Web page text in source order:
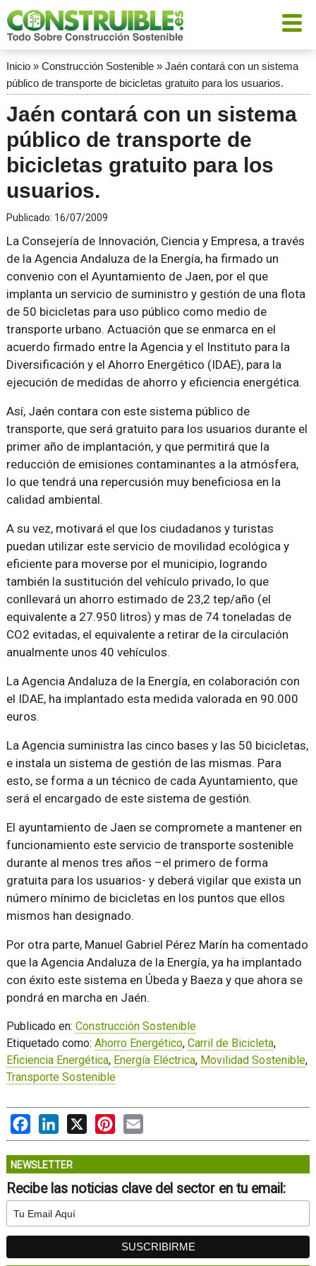
Inicio» Construcción Sostenible» Jaén contará con un sistema
público de transporte de bicicletas gratuito para los usuarios.
Jaén contará con un sistema
público de transporte de
bicicletas gratuito para los
usuarios.
Publicado: 16/07/2009
La Consejería de Innovación, Ciencia y Empresa, a través
de la Agencia Andaluza de la Energía, ha firmado un
convenio con el Ayuntamiento de Jaen, por el que
implanta un servicio de suministro y gestión de una flota
de 50 bicicletas para uso público como medio de
transporte urbano. Actuación que se enmarca en el
acuerdo firmado entre la Agencia y el Instituto para la
Diversificación y el Ahorro Energético (IDAE), para la
ejecución de medidas de ahorro y eficiencia energética.
Así, Jaén contara con este sistema público de
transporte, que será gratuito para los usuarios durante el
primer año de implantación, y que permitirá que la
reducción de emisiones contaminantes a la atmósfera,
lo que tendrá una repercusión muy beneficiosa en la
calidad ambiental.
A su vez, motivará el que los ciudadanos y turistas
puedan utilizar este servicio de movilidad ecológica y
eficiente para moverse por el municipio, logrando
también la sustitución del vehículo privado, lo que
conllevará un ahorro estimado de 23,2 tep/año (el
equivalente a 27.950 litros) y mas de 74 toneladas de
CO2 evitadas, el equivalente a retirar de la circulación
anualmente unos 40 vehículos.
La Agencia Andaluza de la Energía, en colaboración con
el IDAE, ha implantado esta medida valorada en 90.000
euros.
La Agencia suministra las cinco bases y las 50 bicicletas,
e instala un sistema de gestión de las mismas. Para
esto, se forma a un técnico de cada Ayuntamiento, que
será el encargado de este sistema de gestión.
El ayuntamiento de Jaen se compromete a mantener en
funcionamiento este servicio de transporte sostenible
durante al menos tres años –el primero de forma
gratuita para los usuarios- y deberá vigilar que exista un
número mínimo de bicicletas en los puntos que ellos
mismos han designado.
Por otra parte, Manuel Gabriel Pérez Marín ha comentado
que la Agencia Andaluza de la Energía, ya ha implantado
con éxito este sistema en Úbeda y Baeza y que ahora se
pondrá en marcha en Jaén.
Publicado en: Construcción Sostenible
Etiquetado como: Ahorro Energético, Carril de Bicicleta,
Eficiencia Energética, Energía Eléctrica, Movilidad Sostenible,
Transporte Sostenible
FacebookLinkedIn
X PinterestEmail
NEWSLETTER
Recibe las noticias clave del sector en tu email: